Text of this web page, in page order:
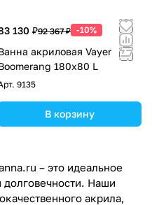
130 ₽92 367 ₽ -10%
акриловая Vayer
180x80 L
9135
В корзину
– это идеальное
долговечности. Наши
акрила,